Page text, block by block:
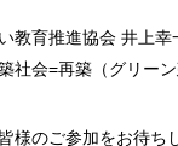
教育推進協会 井上
社会=再築（グリー
様のご参加をお待ち